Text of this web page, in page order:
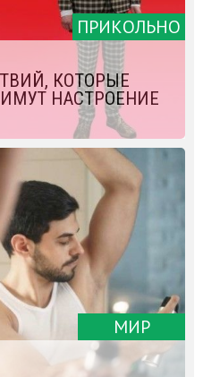
ПРИКОЛЬНО
КОТОРЫЕ
НАСТРОЕНИЕ
МИР